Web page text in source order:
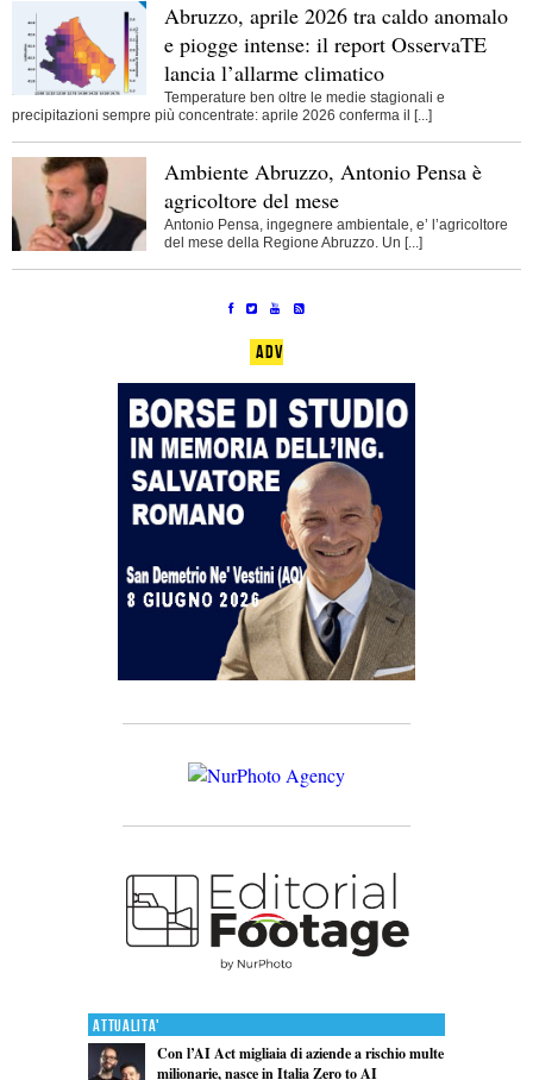
Abruzzo, aprile 2026 tra caldo anomalo
e piogge intense: il report OsservaTE
lancia l’allarme climatico
Temperature ben oltre le medie stagionali e
precipitazioni sempre più concentrate: aprile 2026 conferma il [...]
Ambiente Abruzzo, Antonio Pensa è
agricoltore del mese
Antonio Pensa, ingegnere ambientale, e’ l’agricoltore
del mese della Regione Abruzzo. Un [...]
ADV
Attualita'
Con l’AI Act migliaia di aziende a rischio multe
milionarie, nasce in Italia Zero to AI